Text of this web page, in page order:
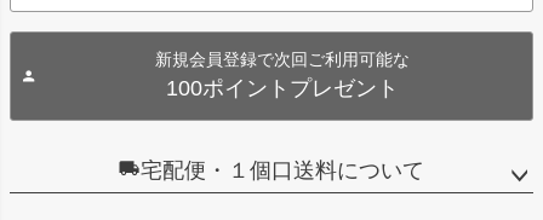
新規会員登録で次回ご利用可能な
100ポイントプレゼント
宅配便・１個口送料について